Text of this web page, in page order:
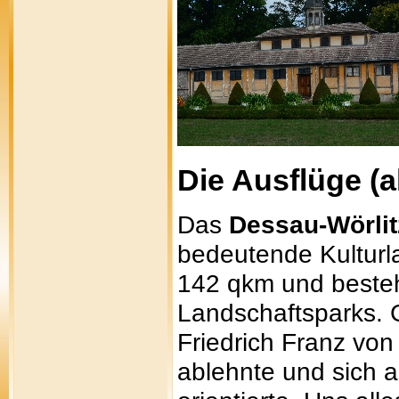
Die Ausflüge
Das Dessau-
bedeutende
142 qkm und
Landschaftsparks.
Friedrich Franz
ablehnte und sich